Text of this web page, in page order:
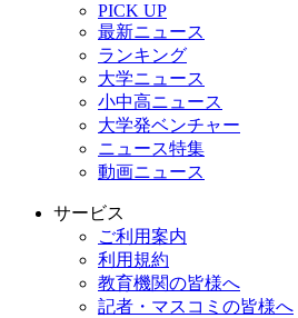
PICK UP
最新ニュース
ランキング
大学ニュース
小中高ニュース
大学発ベンチャー
ニュース特集
動画ニュース
サービス
ご利用案内
利用規約
教育機関の皆様へ
記者・マスコミの皆様へ